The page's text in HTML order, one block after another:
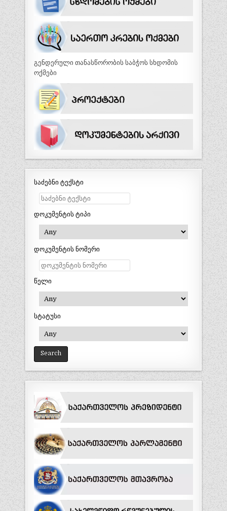
გენდერული თანასწორობის საბჭოს სხდომის
ოქმები
საძებნი ტექსტი
დოკუმენტის ტიპი
დოკუმენტის ნომერი
წელი
სტატუსი